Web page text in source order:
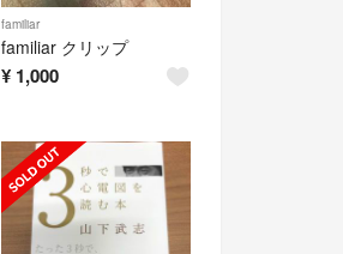
familiar
familiar クリップ
¥ 1,000